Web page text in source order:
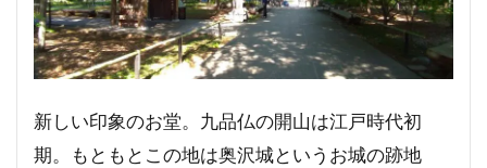
新しい印象のお堂。九品仏の開山は江戸時代初
期。もともとこの地は奥沢城というお城の跡地